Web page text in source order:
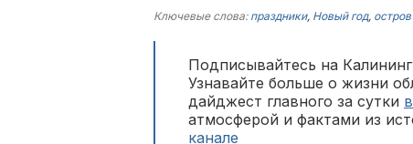
Ключевые слова: праздники, Новый год,
Подписывайтесь на
Узнавайте больше о жизни
дайджест главного за сутки
атмосферой и фактами из
канале